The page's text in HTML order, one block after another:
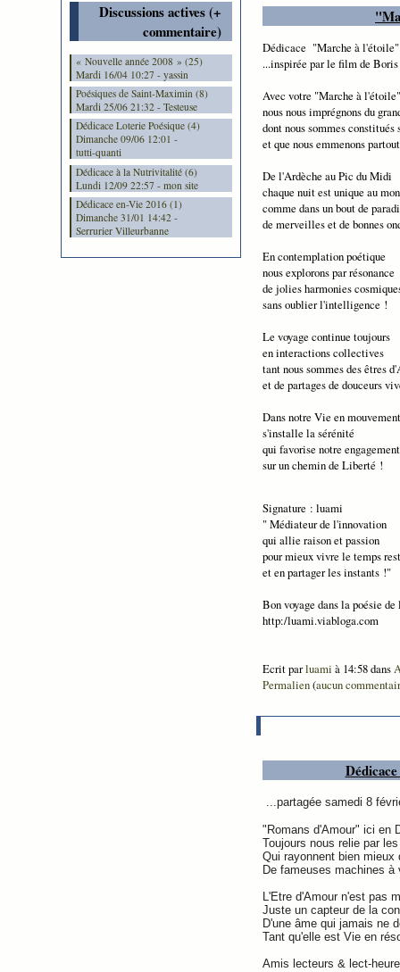
Discussions actives (+
commentaire)
« Nouvelle année 2008 » (25)
Mardi 16/04 10:27 - yassin
Poésiques de Saint-Maximin (8)
Mardi 25/06 21:32 - Testeuse
Dédicace Loterie Poésique (4)
Dimanche 09/06 12:01 -
tutti-quanti
Dédicace à la Nutrivitalité (6)
Lundi 12/09 22:57 - mon site
Dédicace en-Vie 2016 (1)
Dimanche 31/01 14:42 -
Serrurier Villeurbanne
Dédicace "Marche à l'étoile"
...inspirée par le film de Boris
Avec votre "Marche à l'étoile"
nous nous imprégnons du
dont nous sommes constitués
et que nous emmenons
De l'Ardèche au Pic du Midi
chaque nuit est unique au
comme dans un bout de
de merveilles et de bonnes
En contemplation poétique
nous explorons par résonance
de jolies harmonies
sans oublier l'intelligence !
Le voyage continue toujours
en interactions collectives
tant nous sommes des êtres
et de partages de douceurs
Dans notre Vie en
s'installe la sérénité
qui favorise notre engagement
sur un chemin de Liberté !
Signature : luami
" Médiateur de l'innovation
qui allie raison et passion
pour mieux vivre le temps
et en partager les instants !"
Bon voyage dans la poésie
http:/luami.viabloga.com
Ecrit parluami à 14:58 dans
Permalien(aucun
...partagée samedi 8
"Romans d'Amour" ici en
Toujours nous relie par
Qui rayonnent bien mieux
De fameuses machines à
L'Etre d'Amour n'est pas
Juste un capteur de la
D'une âme qui jamais ne
Tant qu'elle est Vie en
Amis lecteurs & lect-